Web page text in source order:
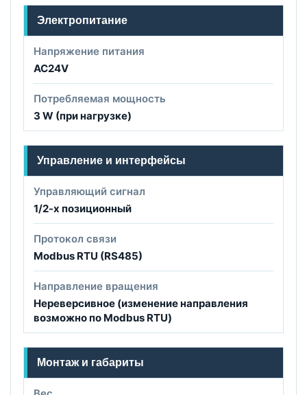
Электропитание
Напряжение питания
AC24V
Потребляемая мощность
3 W (при нагрузке)
Управление и интерфейсы
Управляющий сигнал
1/2-х позиционный
Протокол связи
Modbus RTU (RS485)
Направление вращения
Нереверсивное (изменение направления
возможно по Modbus RTU)
Монтаж и габариты